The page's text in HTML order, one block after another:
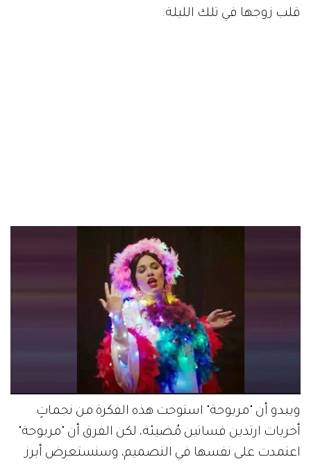
قلب زوجها في تلك الليلة.
ويبدو أن "مربوحة" استوحت هذه الفكرة من نجماتٍ
أخريات ارتدين فساتين مُضيئة، لكن الفرق أن "مربوحة"
اعتمدت على نفسها في التصميم، وسنستعرض أبرز